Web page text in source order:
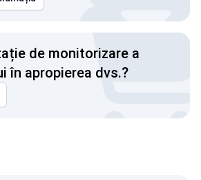
de monitorizare a
în apropierea dvs.?